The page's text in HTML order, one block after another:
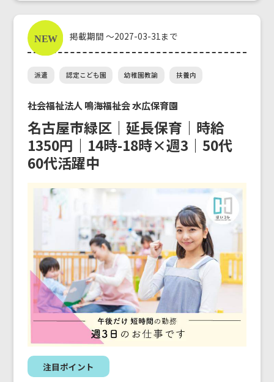
掲載期間 ～2027-03-31まで
派遣 認定こども園 幼稚園教諭 扶養内
社会福祉法人 鳴海福祉会 水広保育園
名古屋市緑区｜延長保育｜時給
1350円｜14時-18時×週3｜50代
60代活躍中
注目ポイント